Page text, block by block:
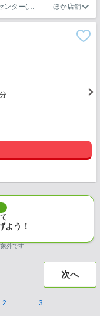
飯田グループホールディングス ホームトレードセンター(株)浦和営業所
よう！
外です
次へ
2 3 …